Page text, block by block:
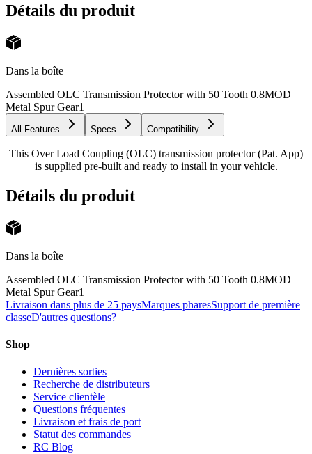
Détails du produit
Dans la boîte
Assembled OLC Transmission Protector with 50 Tooth 0.8MOD
Metal Spur Gear1
All Features Specs Compatibility
This Over Load Coupling (OLC) transmission protector (Pat. App)
is supplied pre-built and ready to install in your vehicle.
Détails du produit
Dans la boîte
Assembled OLC Transmission Protector with 50 Tooth 0.8MOD
Metal Spur Gear1
Livraison dans plus de 25 paysMarques pharesSupport de première
classeD'autres questions?
Shop
Dernières sorties
Recherche de distributeurs
Service clientèle
Questions fréquentes
Livraison et frais de port
Statut des commandes
RC Blog